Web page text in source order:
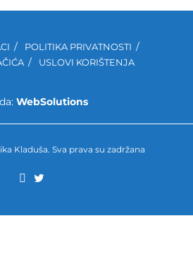
POLITIKA PRIVATNOSTI
USLOVI KORIŠTENJA
WebSolutions
Kladuša. Sva prava su zadržana